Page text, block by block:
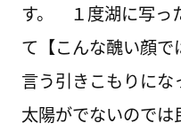
す。 １度湖に写っ
て【こんな醜い顔
言う引きこもりにな
太陽がでないので